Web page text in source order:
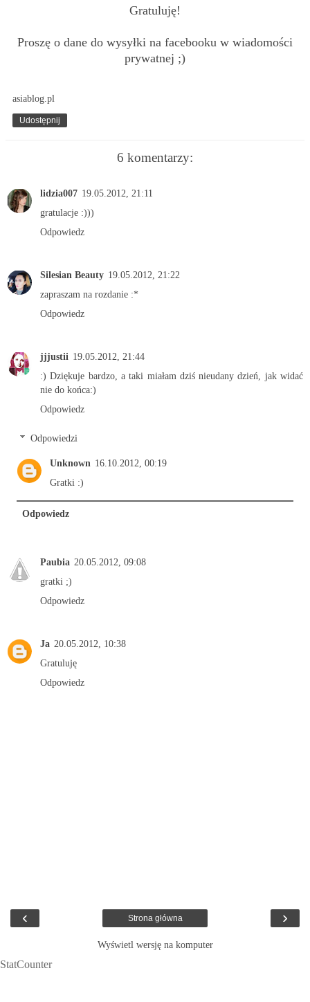
Gratuluję!
Proszę o dane do wysyłki na facebooku w wiadomości
prywatnej ;)
asiablog.pl
Udostępnij
6 komentarzy:
lidzia007 19.05.2012, 21:11
gratulacje :)))
Odpowiedz
Silesian Beauty 19.05.2012, 21:22
zapraszam na rozdanie :*
Odpowiedz
jjjustii 19.05.2012, 21:44
:) Dziękuje bardzo, a taki miałam dziś nieudany dzień, jak widać
nie do końca:)
Odpowiedz
Odpowiedzi
Unknown 16.10.2012, 00:19
Gratki :)
Odpowiedz
Paubia 20.05.2012, 09:08
gratki ;)
Odpowiedz
Ja 20.05.2012, 10:38
Gratuluję
Odpowiedz
‹ ›
Strona główna
Wyświetl wersję na komputer
StatCounter